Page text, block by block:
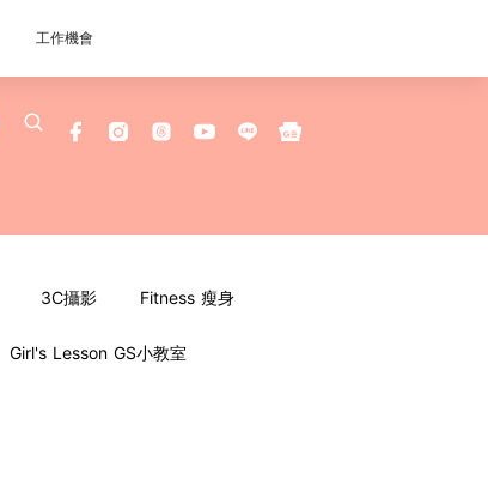
工作機會
3C攝影 Fitness 瘦身
Girl's Lesson GS小教室